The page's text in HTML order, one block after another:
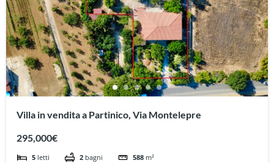
Villa in vendita a Partinico, Via Montelepre
295,000€
5 letti 2 bagni 588 m²